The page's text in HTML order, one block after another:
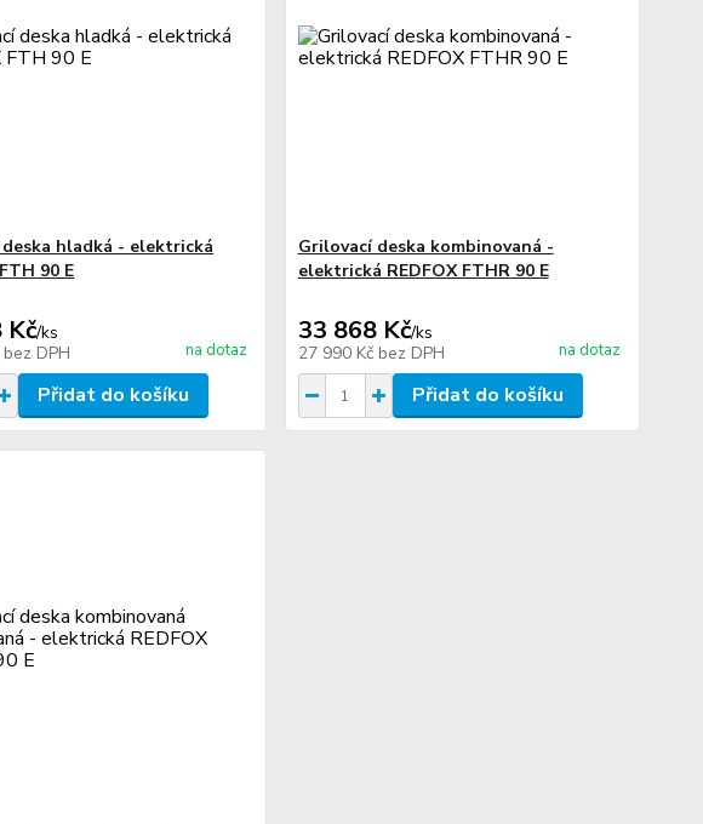
hladká - elektrická
90 E
Kč/ks
bez DPH na dotaz
Přidat do košíku
Grilovací deska kombinovaná -
elektrická REDFOX FTHR 90 E
33 868 Kč/ks
27 990 Kč bez DPH na dotaz
Přidat do košíku